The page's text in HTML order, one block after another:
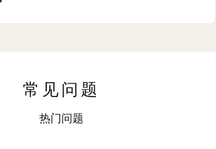
常见问题
热门问题